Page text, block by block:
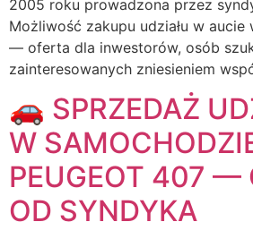
2005 roku prowadzona przez
Możliwość zakupu udziału w
— oferta dla inwestorów, osób
zainteresowanych zniesieniem
🚗 SPRZEDAŻ
W
PEUGEOT 407 —
OD SYNDYKA